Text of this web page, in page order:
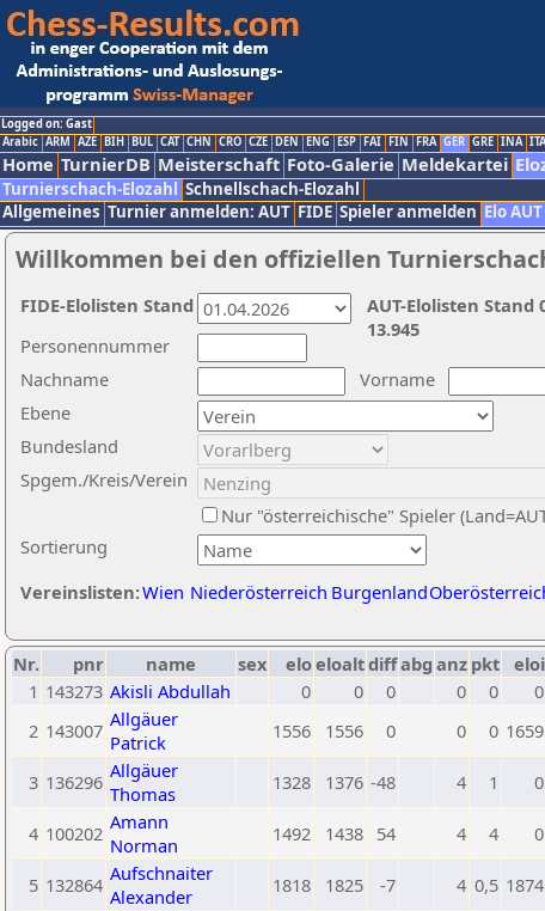
Logged on: Gast
Arabic ARM AZE BIH BUL CAT CHN CRO CZE DEN ENG ESP FAI FIN FRA GER GRE INA ITA
Home TurnierDB Meisterschaft Foto-Galerie Meldekartei
Turnierschach-Elozahl Schnellschach-Elozahl
Allgemeines Turnier anmelden: AUT FIDE Spieler anmelden Elo AUT
Willkommen bei den offiziellen
Nachname
Vorname
Ebene
Sortierung
Personennummer
Bundesland
Spgem./Kreis/Verein
Nur "österreichische" Spieler
Vereinslisten:Wien Niederösterreich Burgenland
AUT-Elolisten Stand
13.945
FIDE-Elolisten Stand
Nr. pnr name sex eloeloaltdiffabg anz pkt eloi
1 143273 Akisli Abdullah 0 0 0 0 0 0
2 143007 Allgäuer
Patrick
1556 1556 0 0 0 1659
3 136296 Allgäuer
Thomas
1328 1376 -48 4 1 0
4 100202 Amann
Norman
1492 1438 54 4 4 0
5 132864 Aufschnaiter
Alexander
1818 1825 -7 4 0,5 1874